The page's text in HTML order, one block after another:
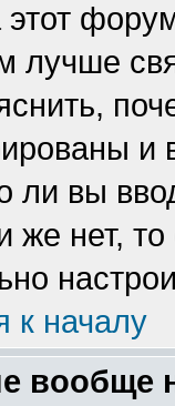
этот
лучше
и
ли вы
же нет,
к началу
вообще